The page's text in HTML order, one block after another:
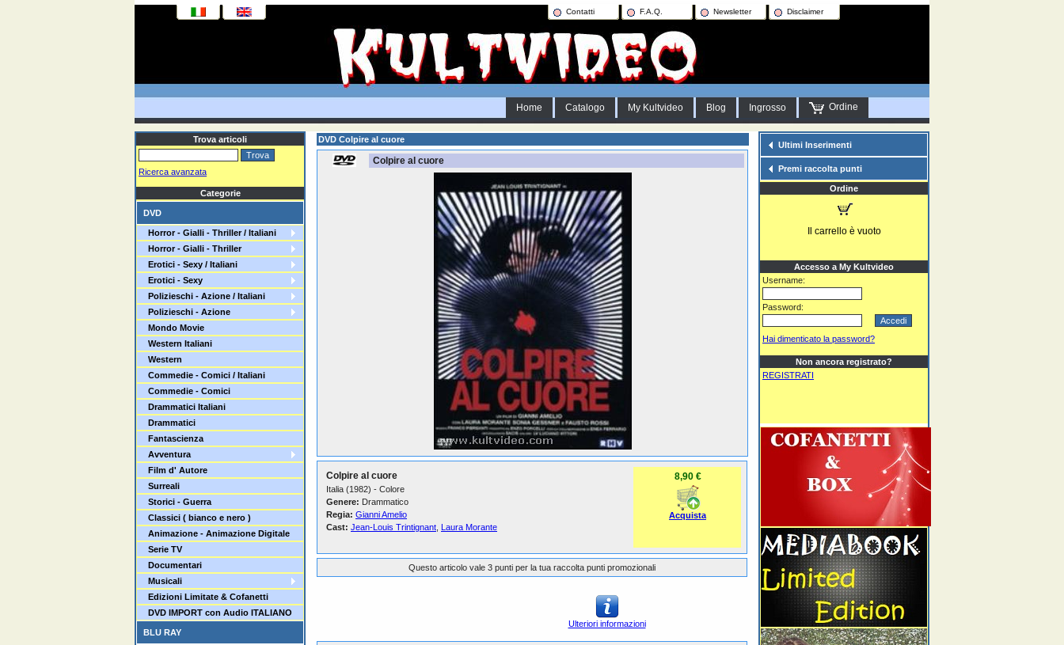
Contatti F.A.Q. Newsletter Disclaimer
Home Catalogo My Kultvideo Blog Ingrosso Ordine
Trova articoli
Ricerca avanzata
Categorie
DVD
Horror - Gialli - Thriller / Italiani
Horror - Gialli - Thriller
Erotici - Sexy / Italiani
Erotici - Sexy
Polizieschi - Azione / Italiani
Polizieschi - Azione
Mondo Movie
Western Italiani
Western
Commedie - Comici / Italiani
Commedie - Comici
Drammatici Italiani
Drammatici
Fantascienza
Avventura
Film d' Autore
Surreali
Storici - Guerra
Classici ( bianco e nero )
Animazione - Animazione Digitale
Serie TV
Documentari
Musicali
Edizioni Limitate & Cofanetti
DVD IMPORT con Audio ITALIANO
BLU RAY
DVD Colpire al cuore
Colpire al cuore
Colpire al cuore
Italia (1982) - Colore
Genere: Drammatico
Regia: Gianni Amelio
Cast: Jean-Louis Trintignant Laura Morante
8,90 €
Acquista
Questo articolo vale 3 punti per la tua raccolta punti promozionali
Ulteriori informazioni
Ultimi Inserimenti
Premi raccolta punti
Ordine
Il carrello è vuoto
Accesso a My Kultvideo
Username:
Password:
Hai dimenticato la password?
Non ancora registrato?
REGISTRATI